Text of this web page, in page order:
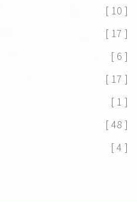
[ 10 ]
[ 17 ]
[ 6 ]
[ 17 ]
[ 1 ]
[ 48 ]
[ 4 ]